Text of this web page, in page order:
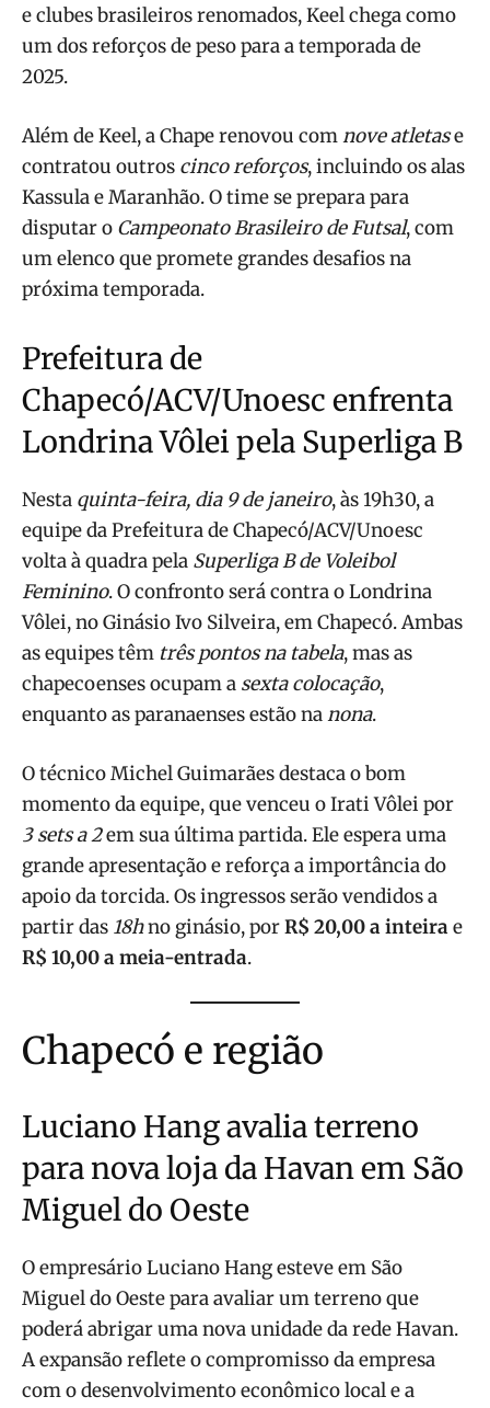
e clubes brasileiros renomados, Keel chega como
um dos reforços de peso para a temporada de
2025.
Além de Keel, a Chape renovou comnove atletase
contratou outros cinco reforços, incluindo os alas
Kassula e Maranhão. O time se prepara para
disputar o Campeonato Brasileiro de Futsal, com
um elenco que promete grandes desafios na
próxima temporada.
Prefeitura de
Chapecó/ACV/Unoesc enfrenta
Londrina Vôlei pela Superliga B
Nesta quinta-feira, dia 9 de janeiro, às 19h30, a
equipe da Prefeitura de Chapecó/ACV/Unoesc
volta à quadra pela Superliga B de Voleibol
Feminino. O confronto será contra o Londrina
Vôlei, no Ginásio Ivo Silveira, em Chapecó. Ambas
as equipes têm três pontos na tabela, mas as
chapecoenses ocupam a sexta colocação,
enquanto as paranaenses estão nanona.
O técnico Michel Guimarães destaca o bom
momento da equipe, que venceu o Irati Vôlei por
3 sets a 2em sua última partida. Ele espera uma
grande apresentação e reforça a importância do
apoio da torcida. Os ingressos serão vendidos a
partir das 18hno ginásio, porR$ 20,00 a inteirae
R$ 10,00 a meia-entrada.
Chapecó e região
Luciano Hang avalia terreno
para nova loja da Havan em São
Miguel do Oeste
O empresário Luciano Hang esteve em São
Miguel do Oeste para avaliar um terreno que
poderá abrigar uma nova unidade da rede Havan.
A expansão reflete o compromisso da empresa
com o desenvolvimento econômico local e a